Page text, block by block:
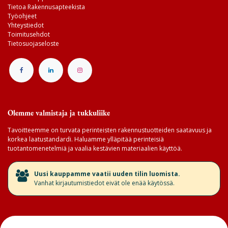
Tietoa Rakennusapteekista
Työohjeet
Yhteystiedot
Toimitusehdot
Tietosuojaseloste
Olemme valmistaja ja tukkuliike
Tavoitteemme on turvata perinteisten rakennustuotteiden saatavuus ja
korkea laatustandardi. Haluamme ylläpitää perinteisiä
tuotantomenetelmiä ja vaalia kestävien materiaalien käyttöä.
​Uusi kauppamme vaatii uuden tilin luomista.
Vanhat kirjautumistiedot eivät ole enää käytössä.